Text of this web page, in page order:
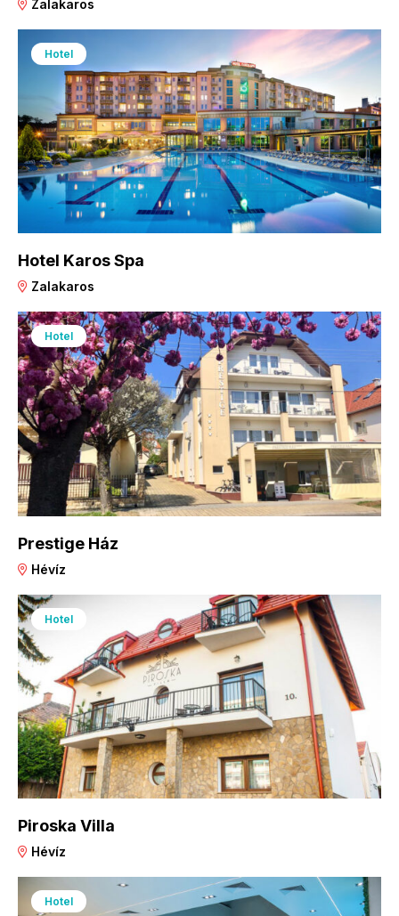
Zalakaros
Hotel
Hotel Karos Spa
Zalakaros
Hotel
Prestige Ház
Hévíz
Hotel
Piroska Villa
Hévíz
Hotel